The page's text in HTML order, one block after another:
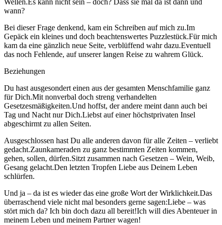
Wellen.Es kann nicht sein – doch? Dass sie mal da ist dann und
wann?
Bei dieser Frage denkend, kam ein Schreiben auf mich zu.Im
Gepäck ein kleines und doch beachtenswertes Puzzlestück.Für mich
kam da eine gänzlich neue Seite, verblüffend wahr dazu.Eventuell
das noch Fehlende, auf unserer langen Reise zu wahrem Glück.
Beziehungen
Du hast ausgesondert einen aus der gesamten Menschfamilie ganz
für Dich.Mit nonverbal doch streng verhandelten
Gesetzesmäßigkeiten.Und hoffst, der andere meint dann auch bei
Tag und Nacht nur Dich.Liebst auf einer höchstprivaten Insel
abgeschirmt zu allen Seiten.
Ausgeschlossen hast Du alle anderen davon für alle Zeiten – verliebt
gedacht.Zaunkameraden zu ganz bestimmten Zeiten kommen,
gehen, sollen, dürfen.Sitzt zusammen nach Gesetzen – Wein, Weib,
Gesang gelacht.Den letzten Tropfen Liebe aus Deinem Leben
schlürfen.
Und ja – da ist es wieder das eine große Wort der Wirklichkeit.Das
überraschend viele nicht mal besonders gerne sagen:Liebe – was
stört mich da? Ich bin doch dazu all bereit!Ich will dies Abenteuer in
meinem Leben und meinem Partner wagen!